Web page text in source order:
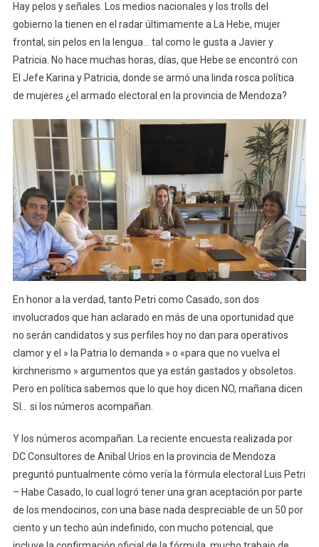
Hay pelos y señales. Los medios nacionales y los trolls del
gobierno la tienen en el radar últimamente a La Hebe, mujer
frontal, sin pelos en la lengua… tal como le gusta a Javier y
Patricia. No hace muchas horas, días, que Hebe se encontró con
El Jefe Karina y Patricia, donde se armó una linda rosca política
de mujeres ¿el armado electoral en la provincia de Mendoza?
En honor a la verdad, tanto Petri como Casado, son dos
involucrados que han aclarado en más de una oportunidad que
no serán candidatos y sus perfiles hoy no dan para operativos
clamor y el » la Patria lo demanda » o «para que no vuelva el
kirchnerismo » argumentos que ya están gastados y obsoletos.
Pero en política sabemos que lo que hoy dicen NO, mañana dicen
SI… si los números acompañan.
Y los números acompañan. La reciente encuesta realizada por
DC Consultores de Anibal Urios en la provincia de Mendoza
preguntó puntualmente cómo vería la fórmula electoral Luis Petri
– Habe Casado, lo cual logró tener una gran aceptación por parte
de los mendocinos, con una base nada despreciable de un 50 por
ciento y un techo aún indefinido, con mucho potencial, que